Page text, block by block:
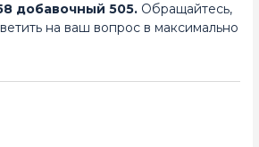
добавочный 505. Обращайтесь,
на ваш вопрос в максимально